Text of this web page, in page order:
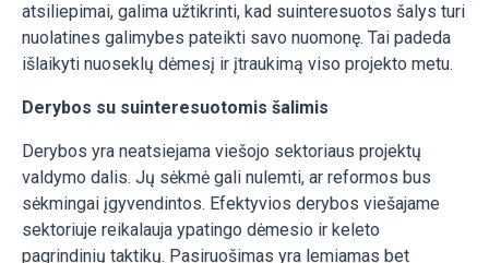
atsiliepimai, galima užtikrinti, kad suinteresuotos šalys turi
nuolatines galimybes pateikti savo nuomonę. Tai padeda
išlaikyti nuoseklų dėmesį ir įtraukimą viso projekto metu.
Derybos su suinteresuotomis šalimis
Derybos yra neatsiejama viešojo sektoriaus projektų
valdymo dalis. Jų sėkmė gali nulemti, ar reformos bus
sėkmingai įgyvendintos. Efektyvios derybos viešajame
sektoriuje reikalauja ypatingo dėmesio ir keleto
pagrindinių taktikų. Pasiruošimas yra lemiamas bet